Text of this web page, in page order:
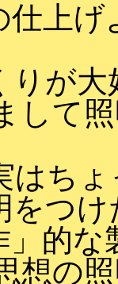
上げ
が大
して
ちょ
をつ
的な
想の